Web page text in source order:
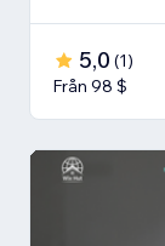
5,0 (1)
Från 98 $